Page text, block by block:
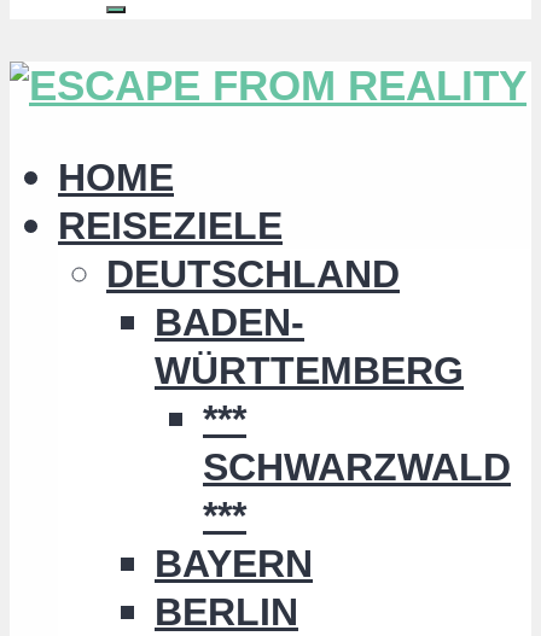
HOME
REISEZIELE
DEUTSCHLAND
BADEN-
WÜRTTEMBERG
***
SCHWARZWALD
***
BAYERN
BERLIN